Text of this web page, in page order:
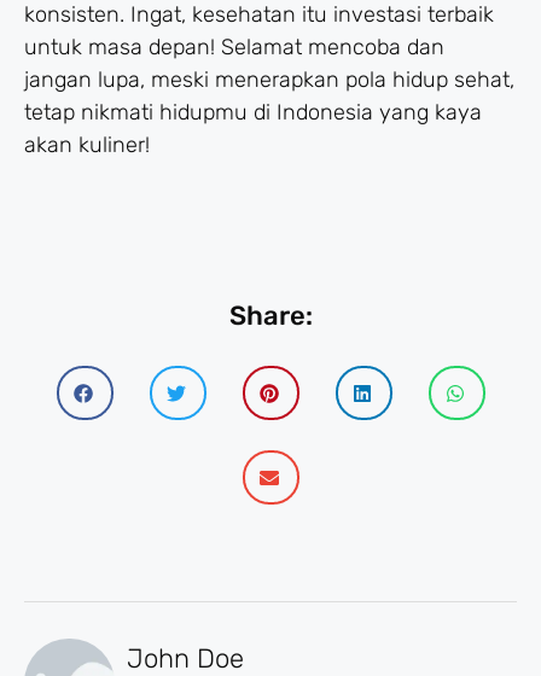
konsisten. Ingat, kesehatan itu investasi terbaik
untuk masa depan! Selamat mencoba dan
jangan lupa, meski menerapkan pola hidup sehat,
tetap nikmati hidupmu di Indonesia yang kaya
akan kuliner!
Share:
John Doe